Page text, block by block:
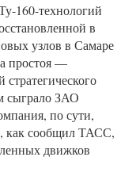
160-технологий
в
узлов в Самаре
простоя —
сыграло ЗАО
по сути,
как сообщил ТАСС,
движков